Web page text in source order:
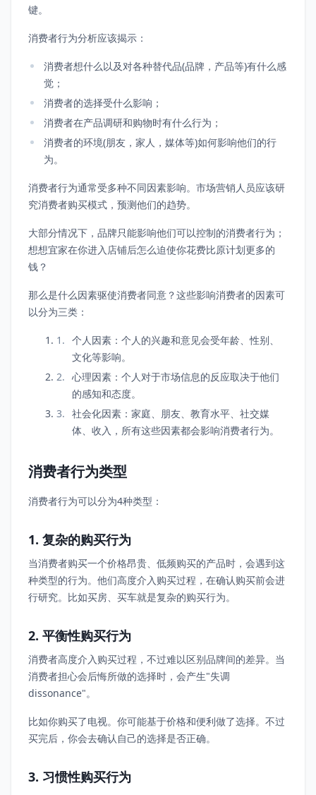
键。
消费者行为分析应该揭示：
消费者想什么以及对各种替代品(品牌，产品等)有什么感
觉；
消费者的选择受什么影响；
消费者在产品调研和购物时有什么行为；
消费者的环境(朋友，家人，媒体等)如何影响他们的行
为。
消费者行为通常受多种不同因素影响。市场营销人员应该研
究消费者购买模式，预测他们的趋势。
大部分情况下，品牌只能影响他们可以控制的消费者行为；
想想宜家在你进入店铺后怎么迫使你花费比原计划更多的
钱？
那么是什么因素驱使消费者同意？这些影响消费者的因素可
以分为三类：
个人因素：个人的兴趣和意见会受年龄、性别、
文化等影响。
心理因素：个人对于市场信息的反应取决于他们
的感知和态度。
社会化因素：家庭、朋友、教育水平、社交媒
体、收入，所有这些因素都会影响消费者行为。
消费者行为类型
消费者行为可以分为4种类型：
1. 复杂的购买行为
当消费者购买一个价格昂贵、低频购买的产品时，会遇到这
种类型的行为。他们高度介入购买过程，在确认购买前会进
行研究。比如买房、买车就是复杂的购买行为。
2. 平衡性购买行为
消费者高度介入购买过程，不过难以区别品牌间的差异。当
消费者担心会后悔所做的选择时，会产生"失调
dissonance"。
比如你购买了电视。你可能基于价格和便利做了选择。不过
买完后，你会去确认自己的选择是否正确。
3. 习惯性购买行为